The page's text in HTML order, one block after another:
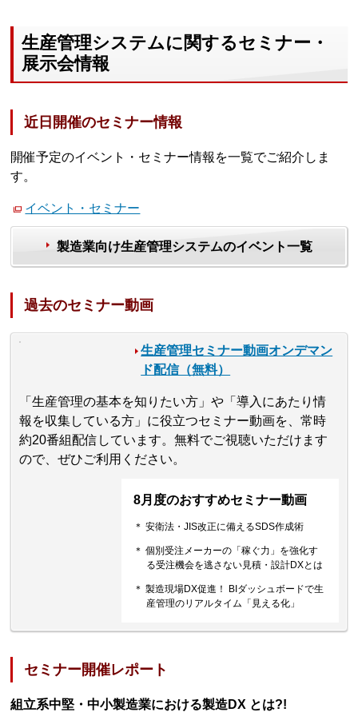
生産管理システムに関するセミナー・
展示会情報
近日開催のセミナー情報
開催予定のイベント・セミナー情報を一覧でご紹介しま
す。
イベント・セミナー
製造業向け生産管理システムのイベント一覧
過去のセミナー動画
生産管理セミナー動画オンデマン
ド配信（無料）
「生産管理の基本を知りたい方」や「導入にあたり情
報を収集している方」に役立つセミナー動画を、常時
約20番組配信しています。無料でご視聴いただけます
ので、ぜひご利用ください。
8月度のおすすめセミナー動画
＊ 安衛法・JIS改正に備えるSDS作成術
＊ 個別受注メーカーの「稼ぐ力」を強化す
る受注機会を逃さない見積・設計DXとは
＊ 製造現場DX促進！ BIダッシュボードで生
産管理のリアルタイム「見える化」
セミナー開催レポート
組立系中堅・中小製造業における製造DX とは?!